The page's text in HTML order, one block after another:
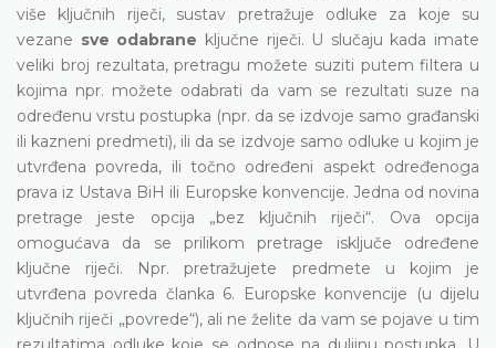
više ključnih riječi, sustav pretražuje odluke za koje su
vezane sve odabrane ključne riječi. U slučaju kada imate
veliki broj rezultata, pretragu možete suziti putem filtera u
kojima npr. možete odabrati da vam se rezultati suze na
određenu vrstu postupka (npr. da se izdvoje samo građanski
ili kazneni predmeti), ili da se izdvoje samo odluke u kojim je
utvrđena povreda, ili točno određeni aspekt određenoga
prava iz Ustava BiH ili Europske konvencije. Jedna od novina
pretrage jeste opcija „bez ključnih riječi“. Ova opcija
omogućava da se prilikom pretrage isključe određene
ključne riječi. Npr. pretražujete predmete u kojim je
utvrđena povreda članka 6. Europske konvencije (u dijelu
ključnih riječi „povrede“), ali ne želite da vam se pojave u tim